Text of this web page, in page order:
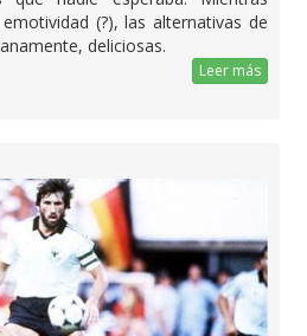
(?), las alternativas de
deliciosas.
Leer más